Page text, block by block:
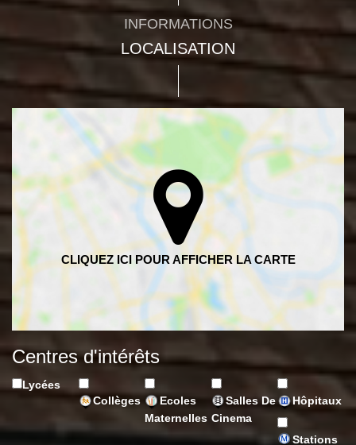
INFORMATIONS
LOCALISATION
Centres d'intérêts
Lycées
Collèges
Ecoles
Maternelles
Salles De
Cinema
Hôpitaux
Stations